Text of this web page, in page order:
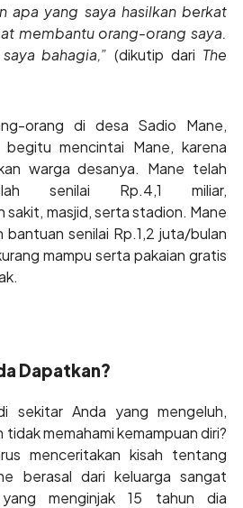
apa yang saya hasilkan berkat
membantu orang-orang saya.
bahagia,” (dikutip dari The
orang di desa Sadio Mane,
mencintai Mane, karena
warga desanya. Mane telah
senilai Rp.4,1 miliar,
sakit, masjid, serta stadion. Mane
bantuan senilai Rp.1,2 juta/bulan
mampu serta pakaian gratis
Dapatkan?
sekitar Anda yang mengeluh,
memahami kemampuan diri?
menceritakan kisah tentang
berasal dari keluarga sangat
menginjak 15 tahun dia